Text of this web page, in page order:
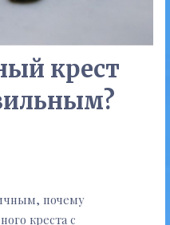
крест
почему
креста с